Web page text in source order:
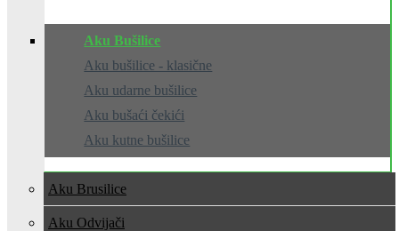
Aku Bušilice
Aku bušilice - klasične
Aku udarne bušilice
Aku bušaći čekići
Aku kutne bušilice
Aku Brusilice
Aku Odvijači